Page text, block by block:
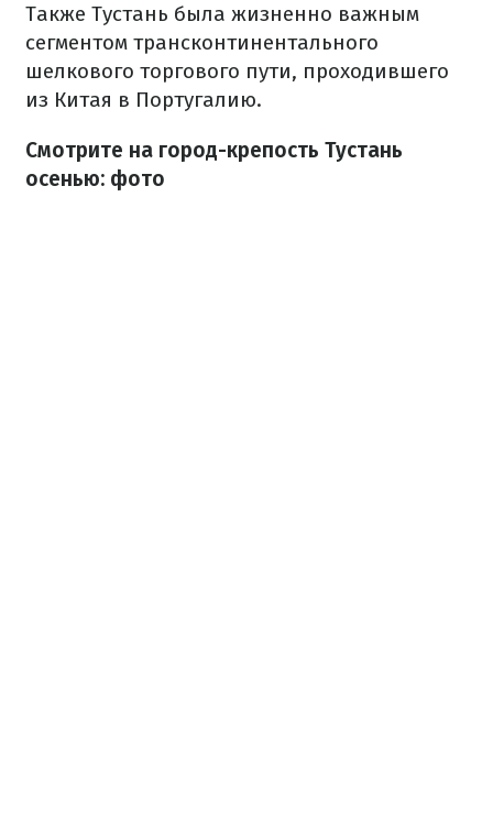
Также Тустань была жизненно важным
сегментом трансконтинентального
шелкового торгового пути, проходившего
из Китая в Португалию.
Смотрите на город-крепость Тустань
осенью: фото